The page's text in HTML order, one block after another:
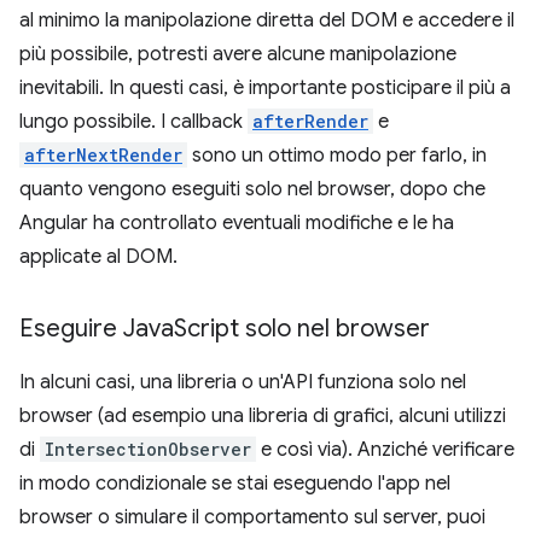
al minimo la manipolazione diretta del DOM e accedere il
più possibile, potresti avere alcune manipolazione
inevitabili. In questi casi, è importante posticipare il più a
lungo possibile. I callback afterRender e
afterNextRender sono un ottimo modo per farlo, in
quanto vengono eseguiti solo nel browser, dopo che
Angular ha controllato eventuali modifiche e le ha
applicate al DOM.
Eseguire JavaScript solo nel browser
In alcuni casi, una libreria o un'API funziona solo nel
browser (ad esempio una libreria di grafici, alcuni utilizzi
di IntersectionObserver e così via). Anziché verificare
in modo condizionale se stai eseguendo l'app nel
browser o simulare il comportamento sul server, puoi